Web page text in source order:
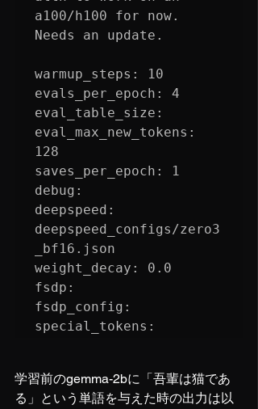
a100/h100 for now.
Needs an update.
warmup_steps: 10
evals_per_epoch: 4
eval_table_size:
eval_max_new_tokens:
128
saves_per_epoch: 1
debug:
deepspeed:
deepspeed_configs/zero3
_bf16.json
weight_decay: 0.0
fsdp:
fsdp_config:
special_tokens:
学習前のgemma-2bに「吾輩は猫であ
る」という単語を与えた時の出力は以